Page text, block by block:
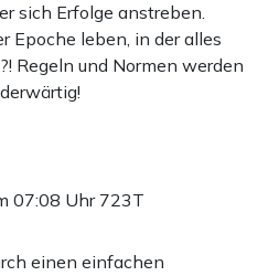
sich Erfolge anstreben.
Epoche leben, in der alles
Regeln und Normen werden
07:08 Uhr 723T
einen einfachen